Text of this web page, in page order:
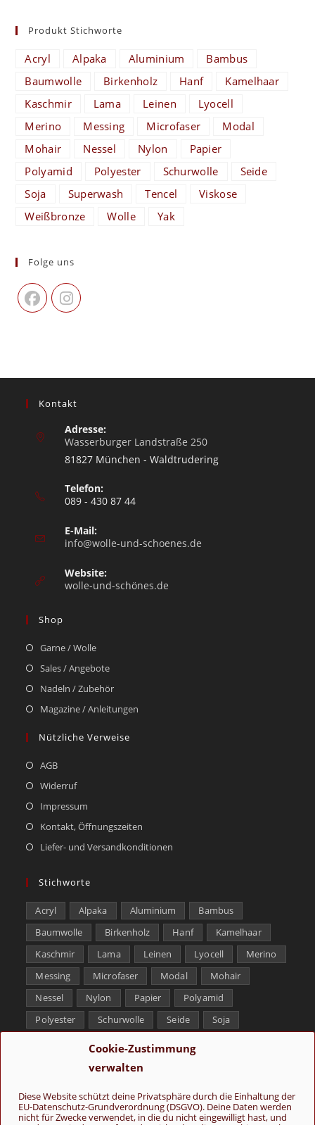
Cookie-Zustimmung
verwalten
Diese Website schützt deine Privatsphäre durch die Einhaltung der
EU-Datenschutz-Grundverordnung (DSGVO). Deine Daten werden
nicht für Zwecke verwendet, in die du nicht eingewilligt hast, und
Produkt Stichworte
Acryl Alpaka Aluminium
Bambus
Baumwolle
Birkenholz Hanf
Kamelhaar
Kaschmir
Lama Leinen
Lyocell
Merino
Messing Microfaser
Modal
Mohair
Nessel Nylon
Papier
Polyamid
Polyester Schurwolle
Seide
Soja
Superwash Tencel
Viskose
Weißbronze
Wolle Yak
Folge uns
Kontakt
Adresse:
Wasserburger Landstraße 250
81827 München - Waldtrudering
Telefon:
089 - 430 87 44
E-Mail:
info@wolle-und-schoenes.de
Website:
wolle-und-schönes.de
Shop
Garne / Wolle
Sales / Angebote
Nadeln / Zubehör
Magazine / Anleitungen
Nützliche Verweise
AGB
Widerruf
Impressum
Kontakt, Öffnungszeiten
Liefer- und Versandkonditionen
Stichworte
Acryl Alpaka Aluminium
Bambus
Baumwolle
Birkenholz Hanf
Kamelhaar
Kaschmir
Lama Leinen Lyocell
Merino
Messing
Microfaser Modal
Mohair
Nessel
Nylon Papier
Polyamid
Polyester
Schurwolle Seide
Soja
Tencel
Yak
Folge uns